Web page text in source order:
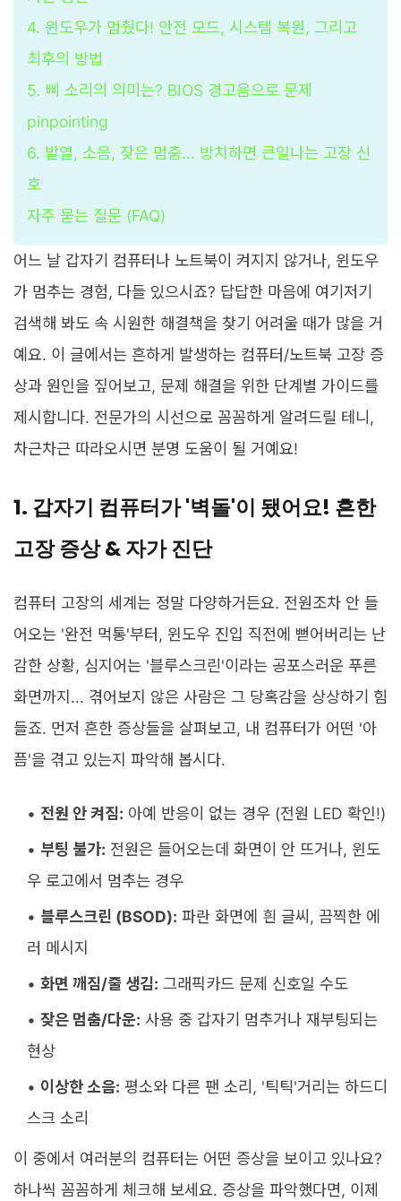
4. 윈도우가 멈췄다! 안전 모드, 시스템 복원, 그리고
최후의 방법
5. 삐 소리의 의미는? BIOS 경고음으로 문제
pinpointing
6. 발열, 소음, 잦은 멈춤... 방치하면 큰일나는 고장 신
호
자주 묻는 질문 (FAQ)
어느 날 갑자기 컴퓨터나 노트북이 켜지지 않거나, 윈도우
가 멈추는 경험, 다들 있으시죠? 답답한 마음에 여기저기
검색해 봐도 속 시원한 해결책을 찾기 어려울 때가 많을 거
예요. 이 글에서는 흔하게 발생하는 컴퓨터/노트북 고장 증
상과 원인을 짚어보고, 문제 해결을 위한 단계별 가이드를
제시합니다. 전문가의 시선으로 꼼꼼하게 알려드릴 테니,
차근차근 따라오시면 분명 도움이 될 거예요!
1. 갑자기 컴퓨터가 '벽돌'이 됐어요! 흔한
고장 증상 & 자가 진단
컴퓨터 고장의 세계는 정말 다양하거든요. 전원조차 안 들
어오는 '완전 먹통'부터, 윈도우 진입 직전에 뻗어버리는 난
감한 상황, 심지어는 '블루스크린'이라는 공포스러운 푸른
화면까지... 겪어보지 않은 사람은 그 당혹감을 상상하기 힘
들죠. 먼저 흔한 증상들을 살펴보고, 내 컴퓨터가 어떤 '아
픔'을 겪고 있는지 파악해 봅시다.
전원 안 켜짐: 아예 반응이 없는 경우 (전원 LED 확인!)
부팅 불가: 전원은 들어오는데 화면이 안 뜨거나, 윈도
우 로고에서 멈추는 경우
블루스크린 (BSOD): 파란 화면에 흰 글씨, 끔찍한 에
러 메시지
화면 깨짐/줄 생김: 그래픽카드 문제 신호일 수도
잦은 멈춤/다운: 사용 중 갑자기 멈추거나 재부팅되는
현상
이상한 소음: 평소와 다른 팬 소리, '틱틱'거리는 하드디
스크 소리
이 중에서 여러분의 컴퓨터는 어떤 증상을 보이고 있나요?
하나씩 꼼꼼하게 체크해 보세요. 증상을 파악했다면, 이제